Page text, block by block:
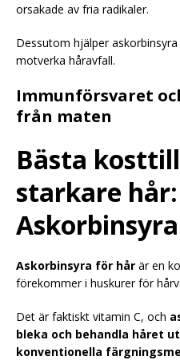
orsakade av fria radikaler.
Dessutom hjälper
motverka håravfall.
Immunförsvaret
från maten
Bästa
starkare hår:
Askorbinsyra
Askorbinsyra för hår är en
förekommer i huskurer för
Det är faktiskt vitamin C, och
bleka och behandla håret
konventionella